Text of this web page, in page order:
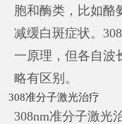
胞和酶类，比如酪
减缓白斑症状。
一原理，但各自波
略有区别。
308准分子激光治疗
308nm准分子激光